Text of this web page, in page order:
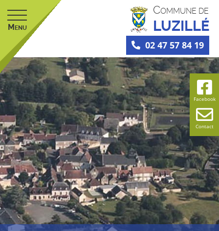
Facebook
Contact
M ENU
COMMUNE DE
LUZILLÉ
02 47 57 84 19